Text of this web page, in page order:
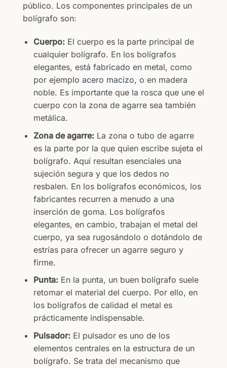
público. Los componentes principales de un
bolígrafo son:
Cuerpo:El cuerpo es la parte principal de
cualquier bolígrafo. En los bolígrafos
elegantes, está fabricado en metal, como
por ejemplo acero macizo, o en madera
noble. Es importante que la rosca que une el
cuerpo con la zona de agarre sea también
metálica.
Zona de agarre:La zona o tubo de agarre
es la parte por la que quien escribe sujeta el
bolígrafo. Aquí resultan esenciales una
sujeción segura y que los dedos no
resbalen. En los bolígrafos económicos, los
fabricantes recurren a menudo a una
inserción de goma. Los bolígrafos
elegantes, en cambio, trabajan el metal del
cuerpo, ya sea rugosándolo o dotándolo de
estrías para ofrecer un agarre seguro y
firme.
Punta:En la punta, un buen bolígrafo suele
retomar el material del cuerpo. Por ello, en
los bolígrafos de calidad el metal es
prácticamente indispensable.
Pulsador:El pulsador es uno de los
elementos centrales en la estructura de un
bolígrafo. Se trata del mecanismo que